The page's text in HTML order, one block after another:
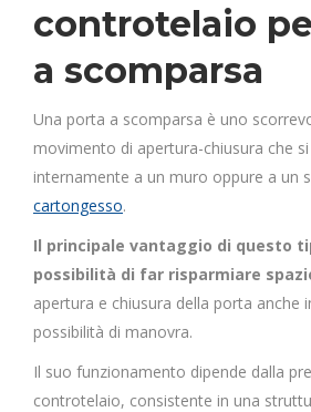
controtelaio
a scomparsa
Una porta a scomparsa è uno
movimento di apertura-chiusura che
internamente a un muro oppure a un
cartongesso.
Il principale vantaggio di questo
possibilità di far risparmiare
apertura e chiusura della porta anche
possibilità di manovra.
Il suo funzionamento dipende dalla
controtelaio, consistente in una